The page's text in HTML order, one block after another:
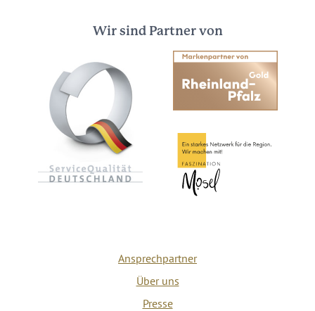
Wir sind Partner von
Ansprechpartner
Über uns
Presse